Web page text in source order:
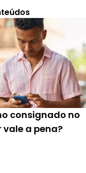
consignado no
a pena?